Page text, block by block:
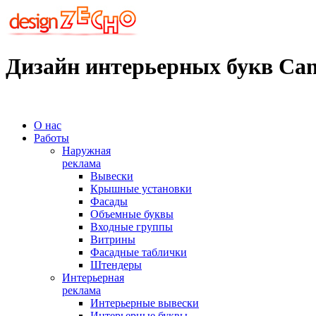
Дизайн интерьерных букв
О нас
Работы
Наружная
реклама
Вывески
Крышные установки
Фасады
Объемные буквы
Входные группы
Витрины
Фасадные таблички
Штендеры
Интерьерная
реклама
Интерьерные вывески